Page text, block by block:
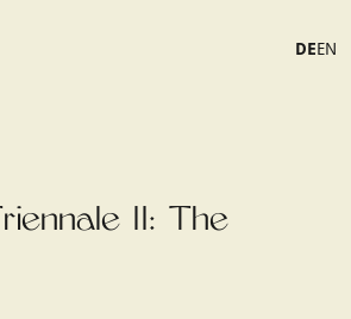
DEEN
II: The